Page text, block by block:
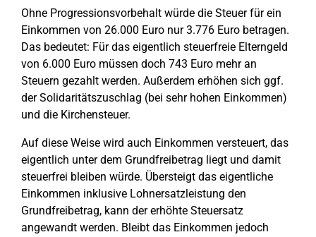
Ohne Progressionsvorbehalt würde die Steuer für ein
Einkommen von 26.000 Euro nur 3.776 Euro betragen.
Das bedeutet: Für das eigentlich steuerfreie Elterngeld
von 6.000 Euro müssen doch 743 Euro mehr an
Steuern gezahlt werden. Außerdem erhöhen sich ggf.
der Solidaritätszuschlag (bei sehr hohen Einkommen)
und die Kirchensteuer.
Auf diese Weise wird auch Einkommen versteuert, das
eigentlich unter dem Grundfreibetrag liegt und damit
steuerfrei bleiben würde. Übersteigt das eigentliche
Einkommen inklusive Lohnersatzleistung den
Grundfreibetrag, kann der erhöhte Steuersatz
angewandt werden. Bleibt das Einkommen jedoch